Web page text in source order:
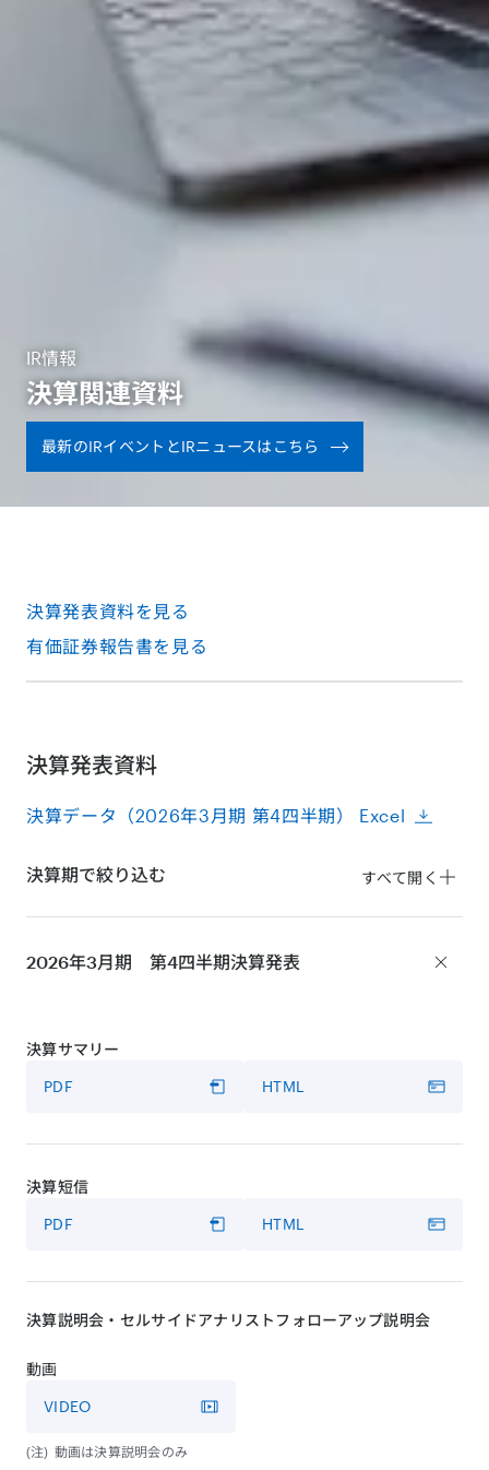
IR情報
決算関連資料
最新のIRイベントとIRニュースはこちら
決算発表資料を見る
有価証券報告書を見る
決算発表資料
決算データ（2026年3月期 第4四半期） Excel
決算期で絞り込む すべて開く
2026年3月期 第4四半期決算発表
決算サマリー
PDF HTML
決算短信
PDF HTML
決算説明会・セルサイドアナリストフォローアップ説明会
動画
VIDEO
動画は決算説明会のみ